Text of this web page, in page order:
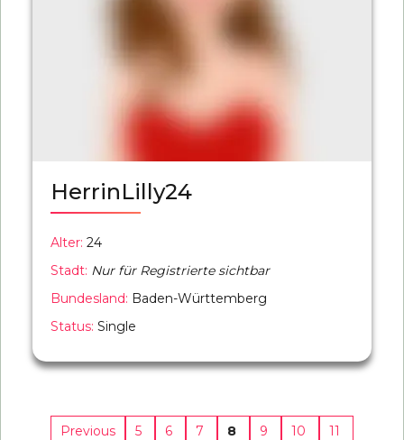
HerrinLilly24
Alter: 24
Stadt: Nur für Registrierte sichtbar
Bundesland: Baden-Württemberg
Status: Single
5 6 7 8 9 10 11